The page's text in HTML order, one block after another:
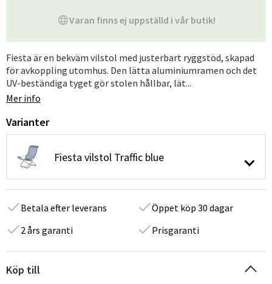
Varan finns ej uppställd i vår butik!
Fiesta är en bekväm vilstol med justerbart ryggstöd, skapad
för avkoppling utomhus. Den lätta aluminiumramen och det
UV-beständiga tyget gör stolen hållbar, lät...
Mer info
Varianter
Fiesta vilstol Traffic blue
Betala efter leverans
Öppet köp 30 dagar
2 års garanti
Prisgaranti
Köp till